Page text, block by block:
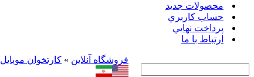
محصولات جدید
حساب کاربري
پرداخت نهايي
ارتباط با ما
فروشگاه آنلاين » کارتخوان موبایل